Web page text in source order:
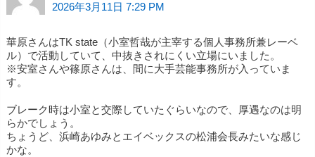
2026年3月11日 7:29 PM
華原さんはTK state（小室哲哉が主宰する個人事務所兼レーベ
ル）で活動していて、中抜きされにくい立場にいました。
※安室さんや篠原さんは、間に大手芸能事務所が入っていま
す。
ブレーク時は小室と交際していたぐらいなので、厚遇なのは明
らかでしょう。
ちょうど、浜崎あゆみとエイベックスの松浦会長みたいな感じ
かな。